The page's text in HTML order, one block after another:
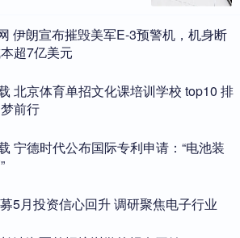
伊朗宣布摧毁美军E-3预警机，机身断
超7亿美元
北京体育单招文化课培训学校 top10 排
前行
宁德时代公布国际专利申请：“电池装
5月投资信心回升 调研聚焦电子行业